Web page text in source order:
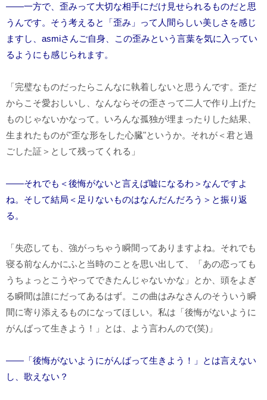
――一方で、歪みって大切な相手にだけ見せられるものだと思
うんです。そう考えると「歪み」って人間らしい美しさを感じ
ますし、asmiさんご自身、この歪みという言葉を気に入ってい
るようにも感じられます。
「完璧なものだったらこんなに執着しないと思うんです。歪だ
からこそ愛おしいし、なんならその歪さって二人で作り上げた
ものじゃないかなって。いろんな孤独が埋まったりした結果、
生まれたものが"歪な形をした心臓"というか。それが＜君と過
ごした証＞として残ってくれる」
――それでも＜後悔がないと言えば嘘になるわ＞なんですよ
ね。そして結局＜足りないものはなんだんだろう＞と振り返
る。
「失恋しても、強がっちゃう瞬間ってありますよね。それでも
寝る前なんかにふと当時のことを思い出して、「あの恋っても
うちょっとこうやってできたんじゃないかな」とか、頭をよぎ
る瞬間は誰にだってあるはず。この曲はみなさんのそういう瞬
間に寄り添えるものになってほしい。私は「後悔がないように
がんばって生きよう！」とは、よう言わんので(笑)」
――「後悔がないようにがんばって生きよう！」とは言えない
し、歌えない？